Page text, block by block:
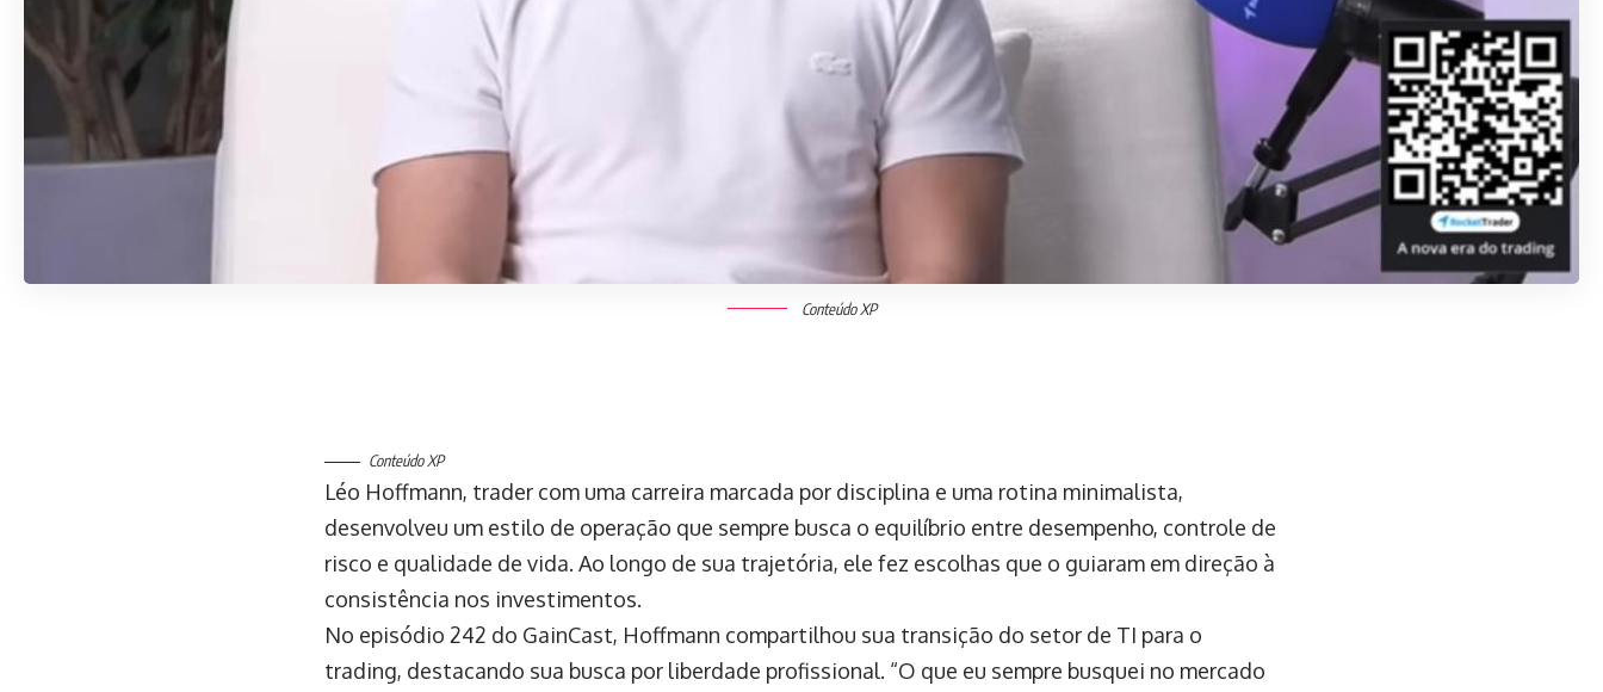
Conteúdo XP
Conteúdo XP
Léo Hoffmann, trader com uma carreira marcada por disciplina e uma rotina minimalista,
desenvolveu um estilo de operação que sempre busca o equilíbrio entre desempenho, controle de
risco e qualidade de vida. Ao longo de sua trajetória, ele fez escolhas que o guiaram em direção à
consistência nos investimentos.
No episódio 242 do GainCast, Hoffmann compartilhou sua transição do setor de TI para o
trading, destacando sua busca por liberdade profissional. “O que eu sempre busquei no mercado